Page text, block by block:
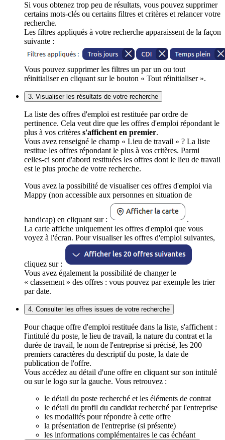
Si vous obtenez trop peu de résultats, vous pouvez supprimer
certains mots-clés ou certains filtres et critères et relancer votre
recherche.
Les filtres appliqués à votre recherche apparaissent de la façon
suivante :
Vous pouvez supprimer les filtres un par un ou tout
réinitialiser en cliquant sur le bouton « Tout réinitialiser ».
3. Visualiser les résultats de votre recherche
La liste des offres d'emploi est restituée par ordre de
pertinence. Cela veut dire que les offres d'emploi répondant le
plus à vos critères s'affichent en premier.
Vous avez renseigné le champ « Lieu de travail » ? La liste
restitue les offres répondant le plus à vos critères. Parmi
celles-ci sont d'abord restituées les offres dont le lieu de travail
est le plus proche de votre recherche.
Vous avez la possibilité de visualiser ces offres d'emploi via
Mappy (non accessible aux personnes en situation de
handicap) en cliquant sur :
.
La carte affiche uniquement les offres d'emploi que vous
voyez à l'écran. Pour visualiser les offres d'emploi suivantes,
cliquez sur :
Vous avez également la possibilité de changer le
« classement » des offres : vous pouvez par exemple les trier
par date.
4. Consulter les offres issues de votre recherche
Pour chaque offre d'emploi restituée dans la liste, s'affichent :
l'intitulé du poste, le lieu de travail, la nature du contrat et la
durée de travail, le nom de l'entreprise si précisé, les 200
premiers caractères du descriptif du poste, la date de
publication de l'offre.
Vous accédez au détail d'une offre en cliquant sur son intitulé
ou sur le logo sur la gauche. Vous retrouvez :
le détail du poste recherché et les éléments de contrat
le détail du profil du candidat recherché par l'entreprise
les modalités pour répondre à cette offre
la présentation de l'entreprise (si présente)
les informations complémentaires le cas échéant